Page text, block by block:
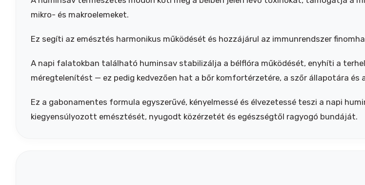
mikro- és makroelemeket.
Ez segíti az emésztés harmonikus működését és hozzájárul az immunrendszer
A napi falatokban található huminsav stabilizálja a bélflóra működését, enyhíti a
méregtelenítést — ez pedig kedvezően hat a bőr komfortérzetére, a szőr állapotára
Ez a gabonamentes formula egyszerűvé, kényelmessé és élvezetessé teszi a napi
kiegyensúlyozott emésztését, nyugodt közérzetét és egészségtől ragyogó bundáját.